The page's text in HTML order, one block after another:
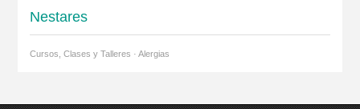
Nestares
Cursos, Clases y Talleres · Alergias